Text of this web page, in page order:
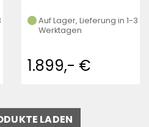
Auf Lager, Lieferung in 1-3
Werktagen
1.899,- €
LADEN